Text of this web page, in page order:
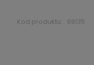
Kod produktu: 69135